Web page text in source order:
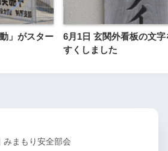
」がスター
6月1日 玄関外看板の文
すくしました
みまもり安全部会